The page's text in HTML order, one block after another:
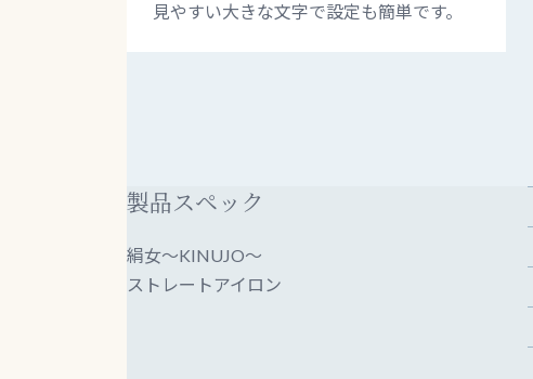
見やすい大きな文字で設定も簡単です。
製品スペック
絹女～KINUJO～
ストレートアイロン